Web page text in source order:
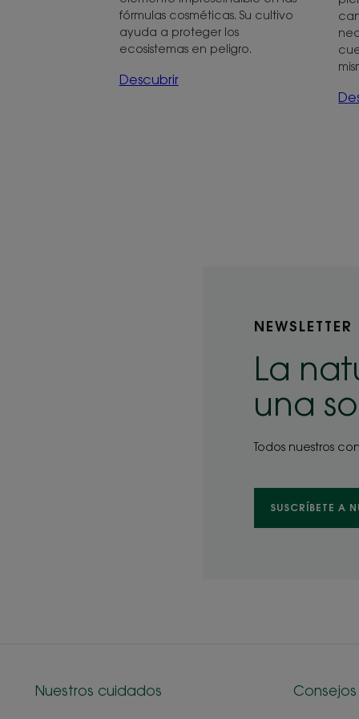
fórmulas cosméticas. Su cultivo
ayuda a proteger los
ecosistemas en peligro.
Descubrir
NEWSLETTER
La
una
Todos nuestros
SUSCRÍBETE A
Nuestros cuidados